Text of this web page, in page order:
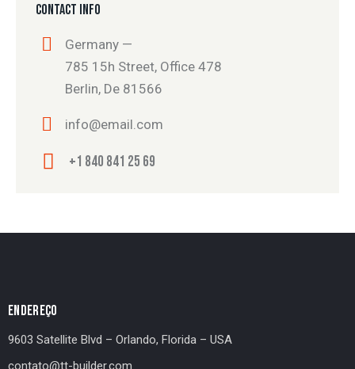
CONTACT INFO
Germany —
785 15h Street, Office 478
Berlin, De 81566
info@email.com
+1 840 841 25 69
ENDEREÇO
9603 Satellite Blvd – Orlando, Florida – USA
contato@tt-builder.com